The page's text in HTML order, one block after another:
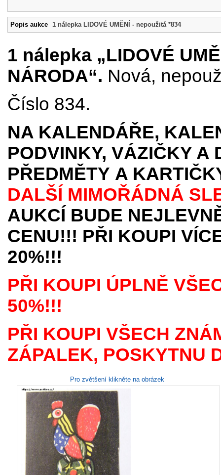
Popis aukce 1 nálepka LIDOVÉ UMĚNÍ - nepoužitá *834
1 nálepka „LIDOVÉ
NÁRODA“. Nová,
Číslo 834.
NA KALENDÁŘE,
PODVINKY, VÁZIČKY A
PŘEDMĚTY A
DALŠÍ MIMOŘÁDNÁ
AUKCÍ BUDE
CENU!!! PŘI KOUPI
20%!!!
PŘI KOUPI ÚPLNĚ
50%!!!
PŘI KOUPI VŠECH
ZÁPALEK, POSKYTNU
Pro zvětšení klikněte na obrázek